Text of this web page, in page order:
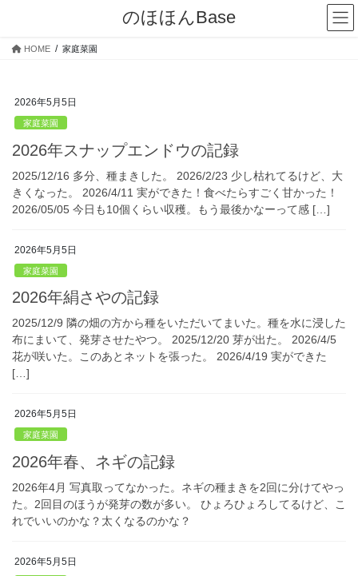
のほほんBase
HOME 家庭菜園
2026年5月5日
家庭菜園
2026年スナップエンドウの記録
2025/12/16 多分、種まきした。 2026/2/23 少し枯れてるけど、大
きくなった。 2026/4/11 実ができた！食べたらすごく甘かった！
2026/05/05 今日も10個くらい収穫。もう最後かなーって感 […]
2026年5月5日
家庭菜園
2026年絹さやの記録
2025/12/9 隣の畑の方から種をいただいてまいた。種を水に浸した
布にまいて、発芽させたやつ。 2025/12/20 芽が出た。 2026/4/5
花が咲いた。このあとネットを張った。 2026/4/19 実ができた
[…]
2026年5月5日
家庭菜園
2026年春、ネギの記録
2026年4月 写真取ってなかった。ネギの種まきを2回に分けてやっ
た。2回目のほうが発芽の数が多い。 ひょろひょろしてるけど、こ
れでいいのかな？太くなるのかな？
2026年5月5日